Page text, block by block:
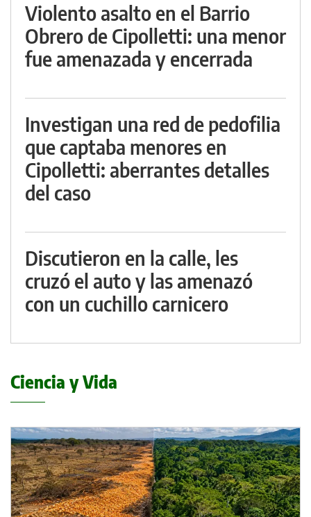
Violento asalto en el Barrio
Obrero de Cipolletti: una menor
fue amenazada y encerrada
Investigan una red de pedofilia
que captaba menores en
Cipolletti: aberrantes detalles
del caso
Discutieron en la calle, les
cruzó el auto y las amenazó
con un cuchillo carnicero
Ciencia y Vida